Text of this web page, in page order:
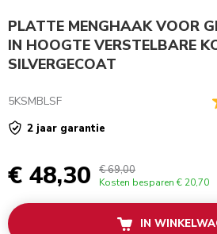
PLATTE MENGHAAK VOOR
IN HOOGTE VERSTELBARE
SILVERGECOAT
5KSMBLSF
2 jaar garantie
€ 48,30 € 69,00
Kosten besparen € 20,70
IN